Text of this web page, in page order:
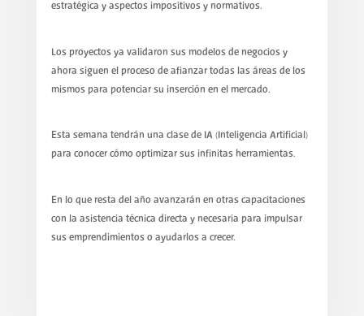
estratégica y aspectos impositivos y normativos.
Los proyectos ya validaron sus modelos de negocios y
ahora siguen el proceso de afianzar todas las áreas de los
mismos para potenciar su inserción en el mercado.
Esta semana tendrán una clase de IA (Inteligencia Artificial)
para conocer cómo optimizar sus infinitas herramientas.
En lo que resta del año avanzarán en otras capacitaciones
con la asistencia técnica directa y necesaria para impulsar
sus emprendimientos o ayudarlos a crecer.